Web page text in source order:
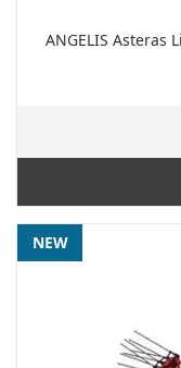
ANGELIS Asteras
NEW